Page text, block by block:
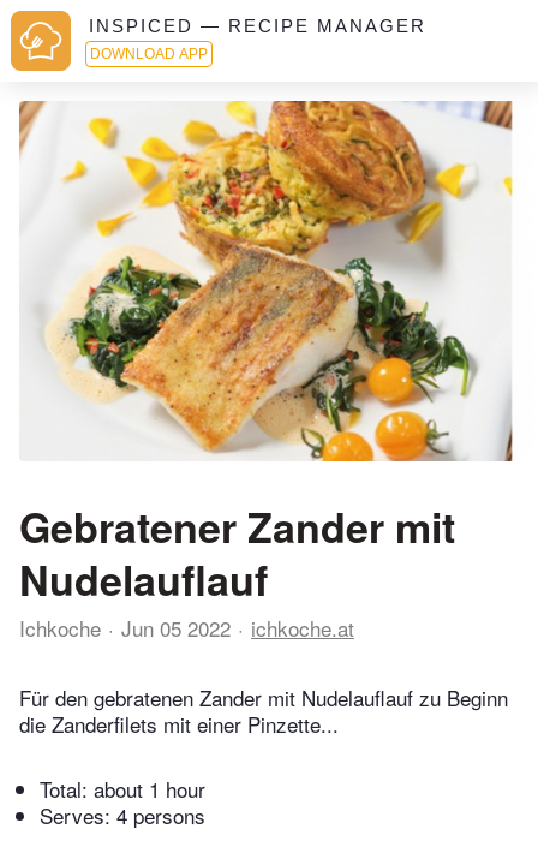
INSPICED — RECIPE MANAGER
DOWNLOAD APP
Gebratener Zander mit
Nudelauflauf
Ichkoche Jun 05 2022 ichkoche.at
Für den gebratenen Zander mit Nudelauflauf zu Beginn
die Zanderfilets mit einer Pinzette...
Total: about 1 hour
Serves: 4 persons